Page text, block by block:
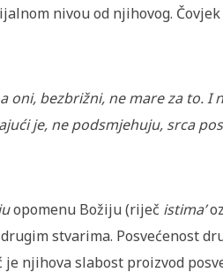
nivou od njihovog.
oni, bezbrižni, ne mare za to. I
je, ne podsmjehuju, srca
opomenu Božiju (riječ istima’
stvarima. Posvećenost
njihova slabost proizvod